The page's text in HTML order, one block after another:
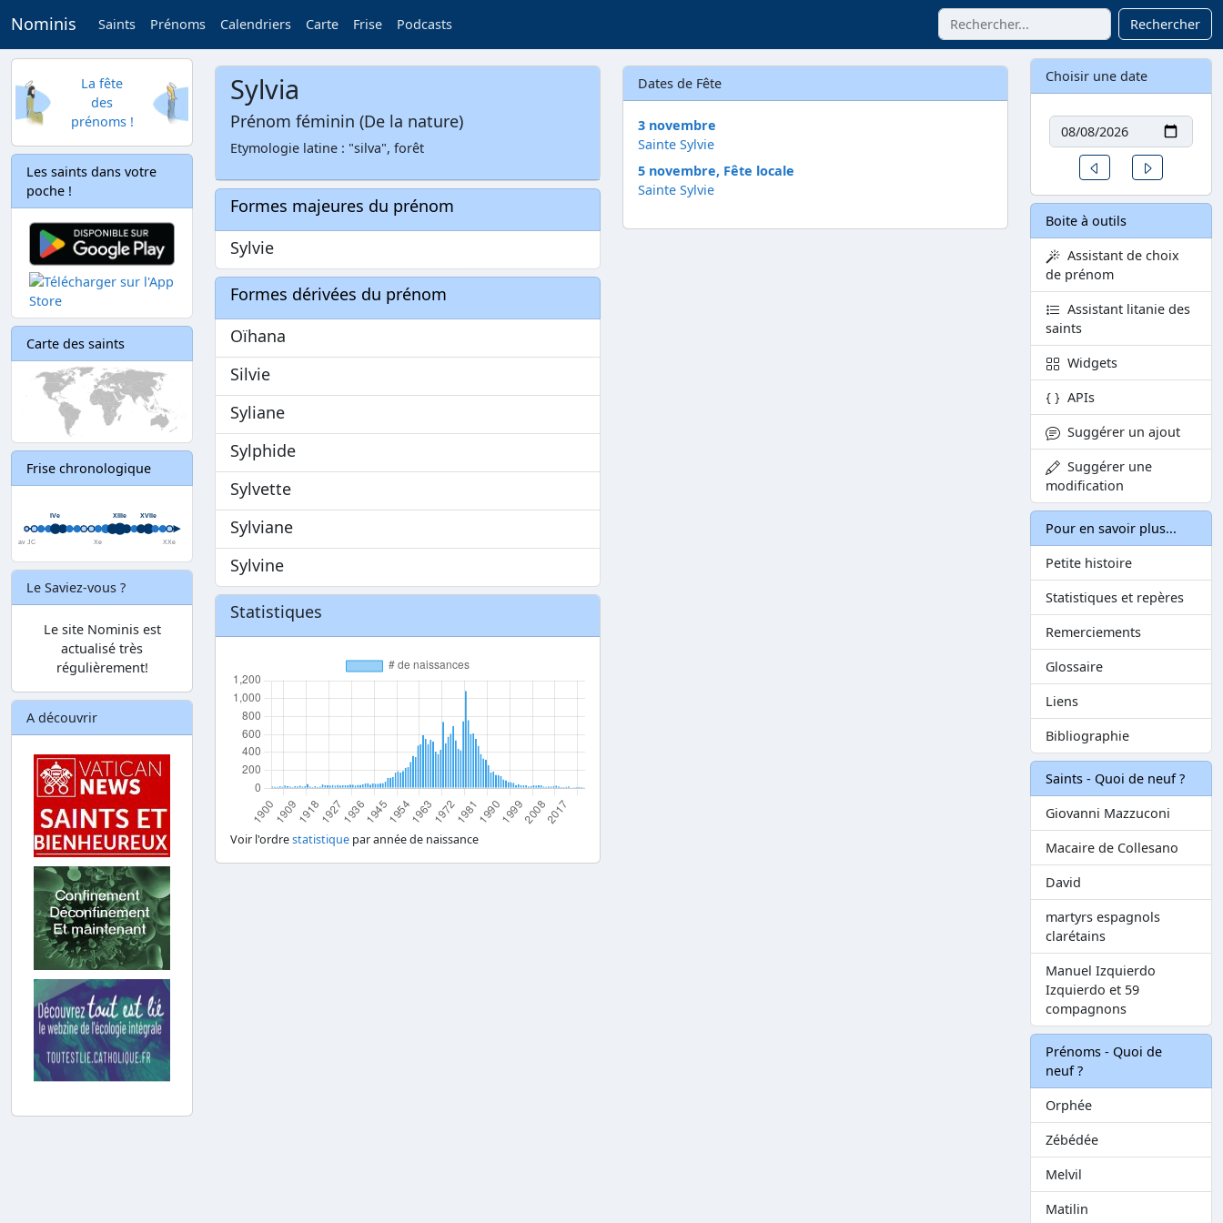
Nominis Saints Prénoms Calendriers Carte Frise Podcasts Rechercher
La fête
des
prénoms !
Les saints dans votre
poche !
Carte des saints
Frise chronologique
Le Saviez-vous ?
Le site Nominis est
actualisé très
régulièrement!
A découvrir
Sylvia
Prénom féminin (De la nature)
Etymologie latine : "silva", forêt
Formes majeures du prénom
Sylvie
Formes dérivées du prénom
Oïhana
Silvie
Syliane
Sylphide
Sylvette
Sylviane
Sylvine
Statistiques
Voir l'ordrestatistique par année de naissance
Dates de Fête
3 novembre
Sainte Sylvie
5 novembre, Fête locale
Sainte Sylvie
Choisir une date
Date
Un jour avant
Boite à outils
Assistant de choix
de prénom
Assistant litanie des
saints
Widgets
APIs
Suggérer un ajout
Suggérer une
modification
Pour en savoir plus...
Petite histoire
Statistiques et repères
Remerciements
Glossaire
Liens
Bibliographie
Saints - Quoi de neuf ?
Giovanni Mazzuconi
Macaire de Collesano
David
martyrs espagnols
clarétains
Manuel Izquierdo
Izquierdo et 59
compagnons
Prénoms - Quoi de
neuf ?
Orphée
Zébédée
Melvil
Matilin